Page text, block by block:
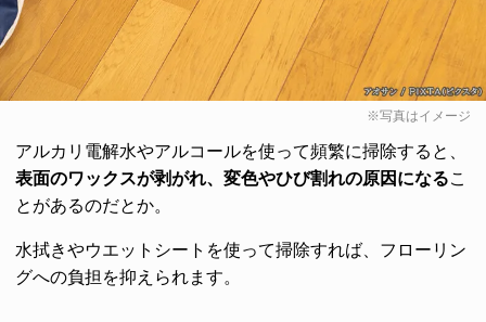
※写真はイメージ
アルカリ電解水やアルコールを使って頻繁に掃除すると、
表面のワックスが剥がれ、変色やひび割れの原因になるこ
とがあるのだとか。
水拭きやウエットシートを使って掃除すれば、フローリン
グへの負担を抑えられます。